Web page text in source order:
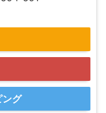
グ